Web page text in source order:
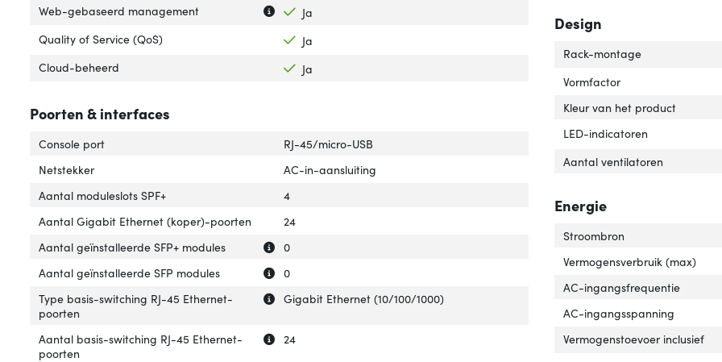
Uitleg over 'Web-gebaseerd management'
Verberg uitleg over 'Web-gebaseerd management'
Web-gebaseerd management
Ja
Quality of Service (QoS)
Ja
Cloud-beheerd
Ja
Poorten & interfaces
Console port
RJ-45/micro-USB
Netstekker
AC-in-aansluiting
Aantal moduleslots SPF+
4
Aantal Gigabit Ethernet (koper)-poorten
24
Uitleg over 'Aantal geïnstalleerde SFP+ modules'
Verberg uitleg over 'Aantal geïnstalleerde SFP+ modules'
Aantal geïnstalleerde SFP+ modules
0
Uitleg over 'Aantal geïnstalleerde SFP modules'
Verberg uitleg over 'Aantal geïnstalleerde SFP modules'
Aantal geïnstalleerde SFP modules
0
Uitleg over 'Type basis-switching RJ-45 Ethernet-poorten'
Verberg uitleg over 'Type basis-switching RJ-45 Ethernet-poorten'
Type basis-switching RJ-45 Ethernet-
poorten
Gigabit Ethernet (10/100/1000)
Uitleg over 'Aantal basis-switching RJ-45 Ethernet-poorten'
Verberg uitleg over 'Aantal basis-switching RJ-45 Ethernet-poorten'
Aantal basis-switching RJ-45 Ethernet-
poorten
24
Design
Rack-montage
Vormfactor
Kleur van het product
LED-indicatoren
Aantal ventilatoren
Energie
Stroombron
Vermogensverbruik (max)
AC-ingangsfrequentie
AC-ingangsspanning
Vermogenstoevoer inclusief